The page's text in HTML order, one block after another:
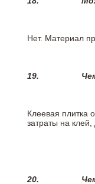
Нет. Материал
19.
Клеевая плитка
затраты на
20.